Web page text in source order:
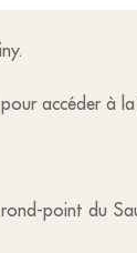
accéder à
point du